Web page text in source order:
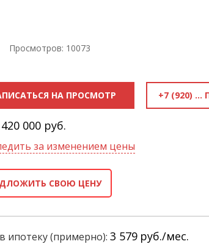
Просмотров: 10073
НА ПРОСМОТР +7 (920)
420 000 руб.
за изменением цены
СВОЮ ЦЕНУ
ипотеку (примерно): 3 579 руб./мес.